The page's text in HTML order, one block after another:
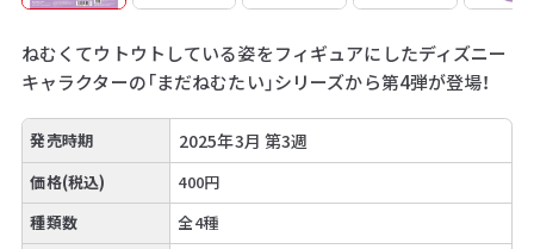
ねむくてウトウトしている姿をフィギュアにしたディズニー
キャラクターの「まだねむたい」シリーズから第4弾が登場！
発売時期 2025年3月 第3週
価格(税込)
400円
種類数
全4種